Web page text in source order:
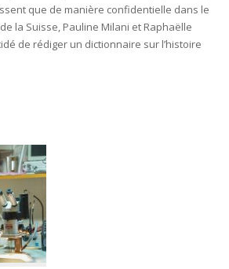
que de manière confidentielle dans le
la Suisse, Pauline Milani et Raphaëlle
de rédiger un dictionnaire sur l’histoire